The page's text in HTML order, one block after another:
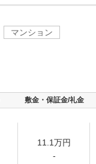
マンション
敷金・保証金/礼金
11.1万円
-